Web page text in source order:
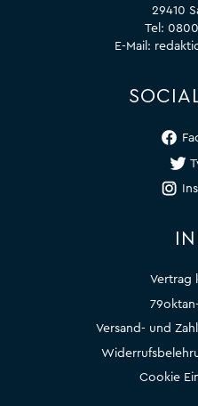
29410
Tel:
E-Mail:
Vertrag
Versand- und
Cookie